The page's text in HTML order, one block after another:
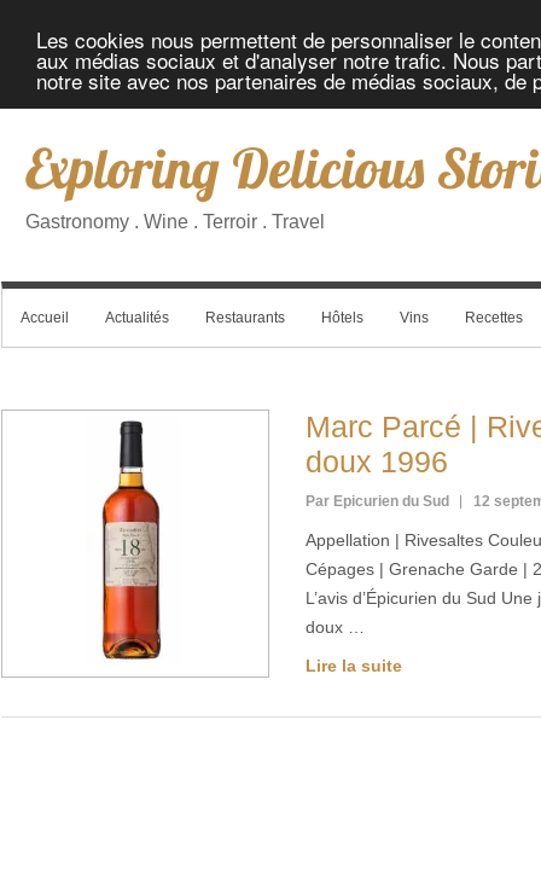
Les cookies nous permettent de personnaliser le
aux médias sociaux et d'analyser notre trafic. Nous
notre site avec nos partenaires de médias sociaux, de
Exploring Delicious
Gastronomy . Wine . Terroir . Travel
Accueil Actualités Restaurants Hôtels Vins Recettes
Marc Parcé |
doux 1996
Par Epicurien du Sud 12
Appellation | Rivesaltes
Cépages | Grenache Garde |
L’avis d’Épicurien du Sud
doux …
Lire la suite